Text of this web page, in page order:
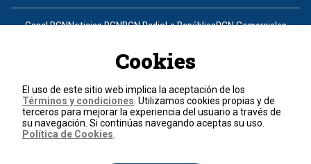
Canal RCNNoticias RCNRCN RadioLa RepúblicaRCN Comerciales
Un producto de RCN Televisión
Contáctenos
Teléfono+57 (601) 426 92 92
Cookies
El uso de este sitio web implica la aceptación de los
Términos y condiciones . Utilizamos cookies propias y de
terceros para mejorar la experiencia del usuario a través de
su navegación. Si continúas navegando aceptas su uso.
Política de Cookies